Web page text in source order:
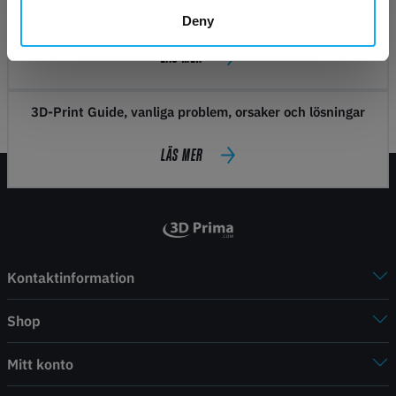
Deny
Tips
LÄS MER
3D-Print Guide, vanliga problem, orsaker och lösningar
LÄS MER
Kontaktinformation
Shop
Mitt konto